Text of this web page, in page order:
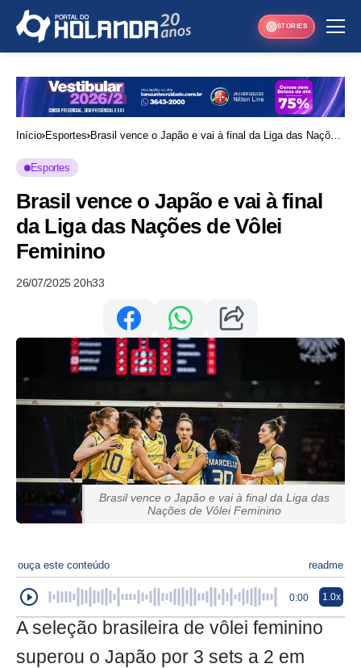
STORIES
Início Esportes Brasil vence o Japão e vai à final da Liga das Nações
Esportes
Brasil vence o Japão e vai à final
da Liga das Nações de Vôlei
Feminino
26/07/2025 20h33
Brasil vence o Japão e vai à final da Liga das
Nações de Vôlei Feminino
ouça este conteúdo readme
0:00 1.0x
A seleção brasileira de vôlei feminino
superou o Japão por 3 sets a 2 em